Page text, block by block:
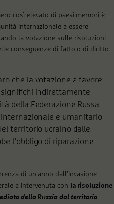
così elevato di paesi membri è
internazionale a essere
la votazione sulle risoluzioni
conseguenze di fatto o di diritto
che la votazione a favore
indirettamente
della Federazione Russa
e umanitario
territorio ucraino dalle
l’obbligo di riparazione
di un anno dall’invasione
è intervenuta con la risoluzione
della Russia dal territorio